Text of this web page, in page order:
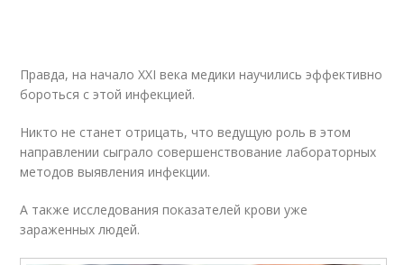
Правда, на начало XXI века медики научились эффективно
бороться с этой инфекцией.
Никто не станет отрицать, что ведущую роль в этом
направлении сыграло совершенствование лабораторных
методов выявления инфекции.
А также исследования показателей крови уже
зараженных людей.